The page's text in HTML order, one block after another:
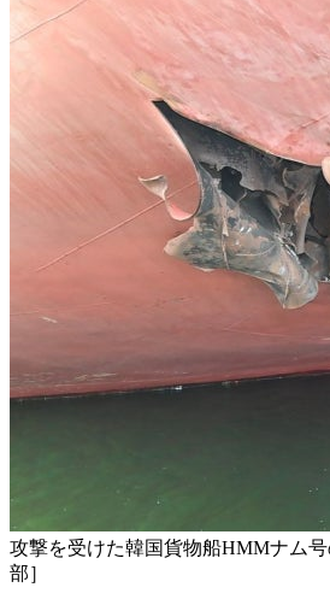
攻撃を受けた韓国貨物船HMMナム
部］